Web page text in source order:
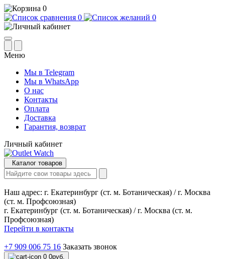
0
0
0
Меню
Мы в Telegram
Мы в WhatsApp
О нас
Контакты
Оплата
Доставка
Гарантия, возврат
Личный кабинет
Каталог товаров
Наш адрес: г. Екатеринбург (ст. м. Ботаническая) / г. Москва
(ст. м. Профсоюзная)
г. Екатеринбург (ст. м. Ботаническая) / г. Москва (ст. м.
Профсоюзная)
Перейти в контакты
+7 909 006 75 16 Заказать звонок
0 0руб.